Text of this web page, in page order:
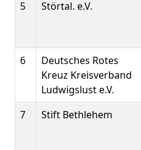
5
Störtal. e.V.
6
Deutsches Rotes
Kreuz Kreisverband
Ludwigslust e.V.
7 Stift Bethlehem